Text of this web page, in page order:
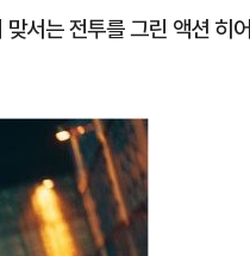
서는 전투를 그린 액션 히